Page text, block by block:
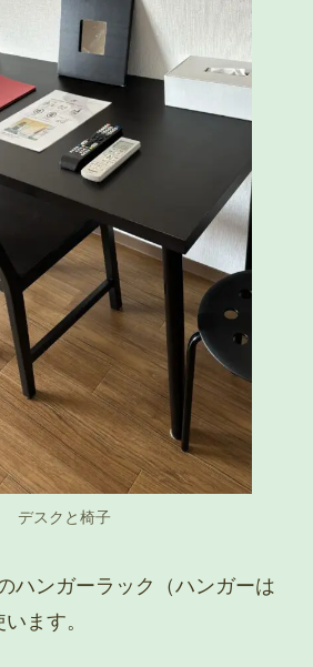
デスクと椅子
ハンガーラック（ハンガーは
ます。